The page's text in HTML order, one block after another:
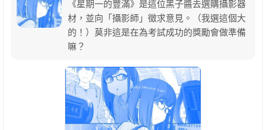
《星期一的豐滿》是這位黑子醬去選購攝影器
材，並向「攝影師」徵求意見。（我選這個大
的！）莫非這是在為考試成功的獎勵會做準備
嘛？